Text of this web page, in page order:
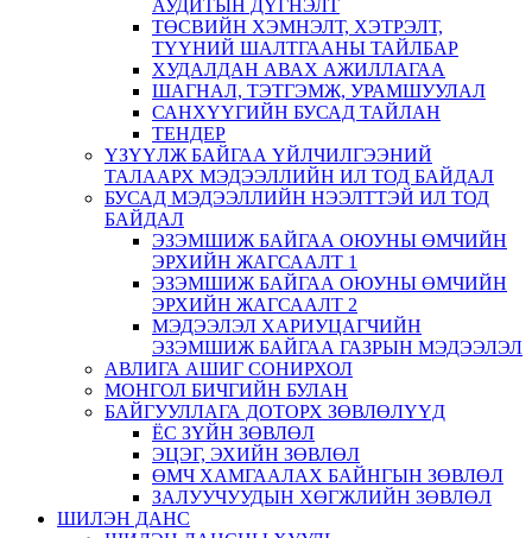
АУДИТЫН ДҮГНЭЛТ
ТӨСВИЙН ХЭМНЭЛТ, ХЭТРЭЛТ,
ТҮҮНИЙ ШАЛТГААНЫ ТАЙЛБАР
ХУДАЛДАН АВАХ АЖИЛЛАГАА
ШАГНАЛ, ТЭТГЭМЖ, УРАМШУУЛАЛ
САНХҮҮГИЙН БУСАД ТАЙЛАН
ТЕНДЕР
ҮЗҮҮЛЖ БАЙГАА ҮЙЛЧИЛГЭЭНИЙ
ТАЛААРХ МЭДЭЭЛЛИЙН ИЛ ТОД БАЙДАЛ
БУСАД МЭДЭЭЛЛИЙН НЭЭЛТТЭЙ ИЛ ТОД
БАЙДАЛ
ЭЗЭМШИЖ БАЙГАА ОЮУНЫ ӨМЧИЙН
ЭРХИЙН ЖАГСААЛТ 1
ЭЗЭМШИЖ БАЙГАА ОЮУНЫ ӨМЧИЙН
ЭРХИЙН ЖАГСААЛТ 2
МЭДЭЭЛЭЛ ХАРИУЦАГЧИЙН
ЭЗЭМШИЖ БАЙГАА ГАЗРЫН МЭДЭЭЛЭЛ
АВЛИГА АШИГ СОНИРХОЛ
МОНГОЛ БИЧГИЙН БУЛАН
БАЙГУУЛЛАГА ДОТОРХ ЗӨВЛӨЛҮҮД
ЁС ЗҮЙН ЗӨВЛӨЛ
ЭЦЭГ, ЭХИЙН ЗӨВЛӨЛ
ӨМЧ ХАМГААЛАХ БАЙНГЫН ЗӨВЛӨЛ
ЗАЛУУЧУУДЫН ХӨГЖЛИЙН ЗӨВЛӨЛ
ШИЛЭН ДАНС